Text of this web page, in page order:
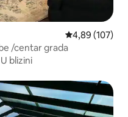
Prosečna
4,89 (107)
/centar grada
U blizini